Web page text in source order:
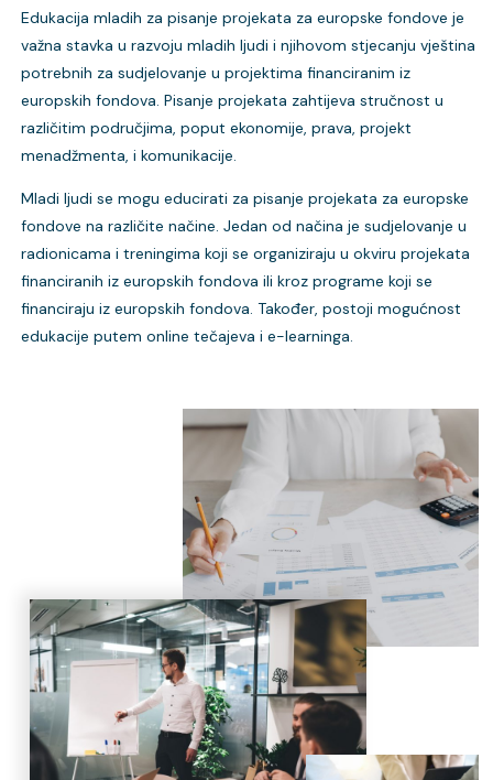
Edukacija mladih za pisanje projekata za europske fondove je
važna stavka u razvoju mladih ljudi i njihovom stjecanju vještina
potrebnih za sudjelovanje u projektima financiranim iz
europskih fondova. Pisanje projekata zahtijeva stručnost u
različitim područjima, poput ekonomije, prava, projekt
menadžmenta, i komunikacije.
Mladi ljudi se mogu educirati za pisanje projekata za europske
fondove na različite načine. Jedan od načina je sudjelovanje u
radionicama i treningima koji se organiziraju u okviru projekata
financiranih iz europskih fondova ili kroz programe koji se
financiraju iz europskih fondova. Također, postoji mogućnost
edukacije putem online tečajeva i e-learninga.